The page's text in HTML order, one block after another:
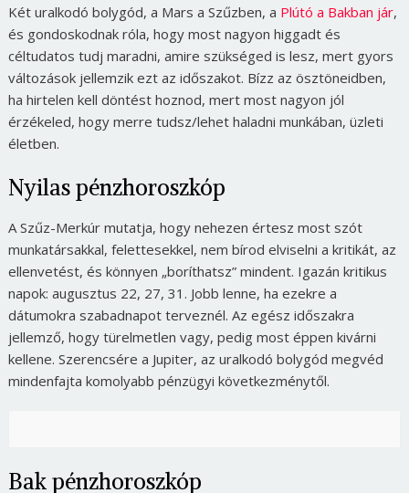
Két uralkodó bolygód, a Mars a Szűzben, a Plútó a Bakban jár,
és gondoskodnak róla, hogy most nagyon higgadt és
céltudatos tudj maradni, amire szükséged is lesz, mert gyors
változások jellemzik ezt az időszakot. Bízz az ösztöneidben,
ha hirtelen kell döntést hoznod, mert most nagyon jól
érzékeled, hogy merre tudsz/lehet haladni munkában, üzleti
életben.
Nyilas pénzhoroszkóp
A Szűz-Merkúr mutatja, hogy nehezen értesz most szót
munkatársakkal, felettesekkel, nem bírod elviselni a kritikát, az
ellenvetést, és könnyen „boríthatsz” mindent. Igazán kritikus
napok: augusztus 22, 27, 31. Jobb lenne, ha ezekre a
dátumokra szabadnapot terveznél. Az egész időszakra
jellemző, hogy türelmetlen vagy, pedig most éppen kivárni
kellene. Szerencsére a Jupiter, az uralkodó bolygód megvéd
mindenfajta komolyabb pénzügyi következménytől.
Bak pénzhoroszkóp